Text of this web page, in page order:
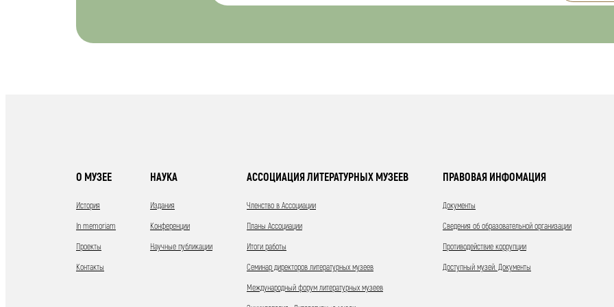
О МУЗЕЕ
История
In memoriam
Проекты
Контакты
НАУКА
Издания
Конференции
Научные публикации
АССОЦИАЦИЯ ЛИТЕРАТУРНЫХ МУЗЕЕВ
Членство в Ассоциации
Планы Ассоциации
Итоги работы
Семинар директоров литературных музеев
Международный форум литературных музеев
ПРАВОВАЯ ИНФОМАЦИЯ
Документы
Сведения об образовательной организации
Противодействие коррупции
Доступный музей. Документы